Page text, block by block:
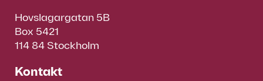
Hovslagargatan 5B
Box 5421
114 84 Stockholm
Kontakt